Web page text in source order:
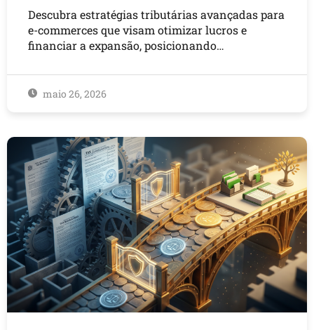
Descubra estratégias tributárias avançadas para
e-commerces que visam otimizar lucros e
financiar a expansão, posicionando…
maio 26, 2026